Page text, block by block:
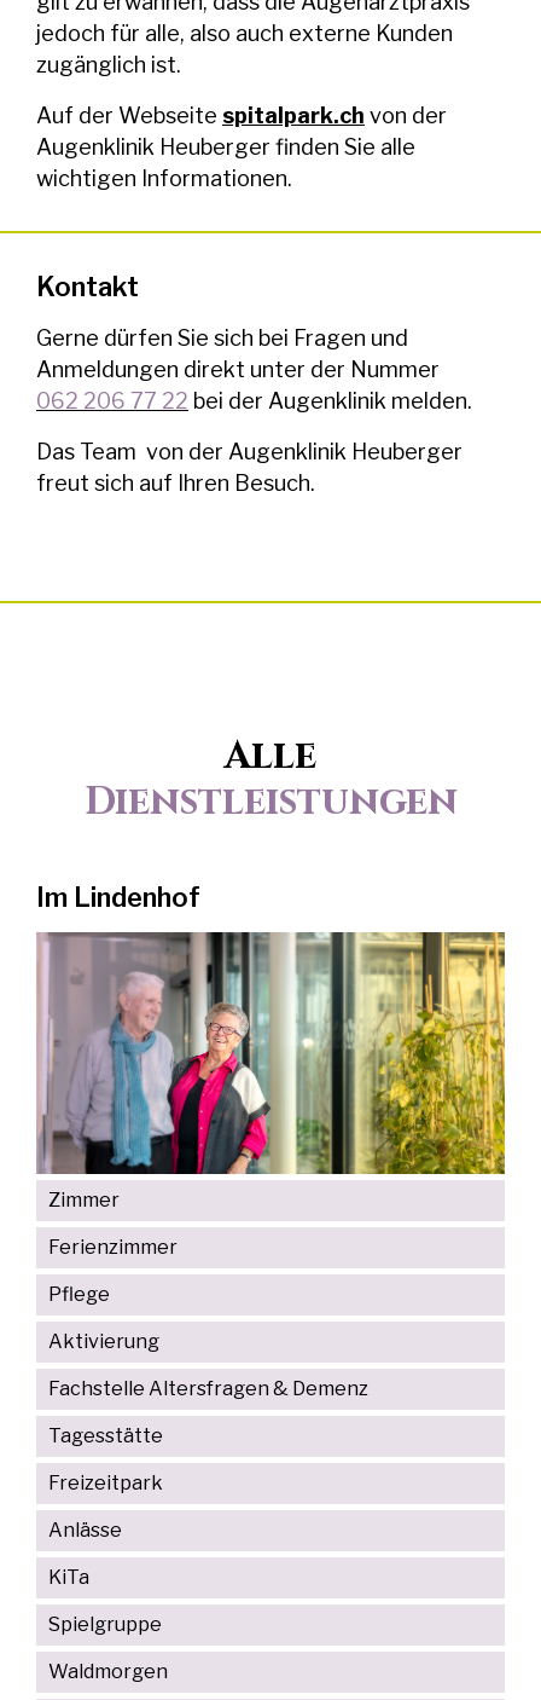
jedoch für alle, also auch externe Kunden
zugänglich ist.
Auf der Webseite spitalpark.ch von der
Augenklinik Heuberger finden Sie alle
wichtigen Informationen.
Kontakt
Gerne dürfen Sie sich bei Fragen und
Anmeldungen direkt unter der Nummer
062 206 77 22 bei der Augenklinik melden.
Das Team von der Augenklinik Heuberger
freut sich auf Ihren Besuch.
Alle
Dienstleistungen
Im Lindenhof
Zimmer
Ferienzimmer
Pflege
Aktivierung
Fachstelle Altersfragen & Demenz
Tagesstätte
Freizeitpark
Anlässe
KiTa
Spielgruppe
Waldmorgen